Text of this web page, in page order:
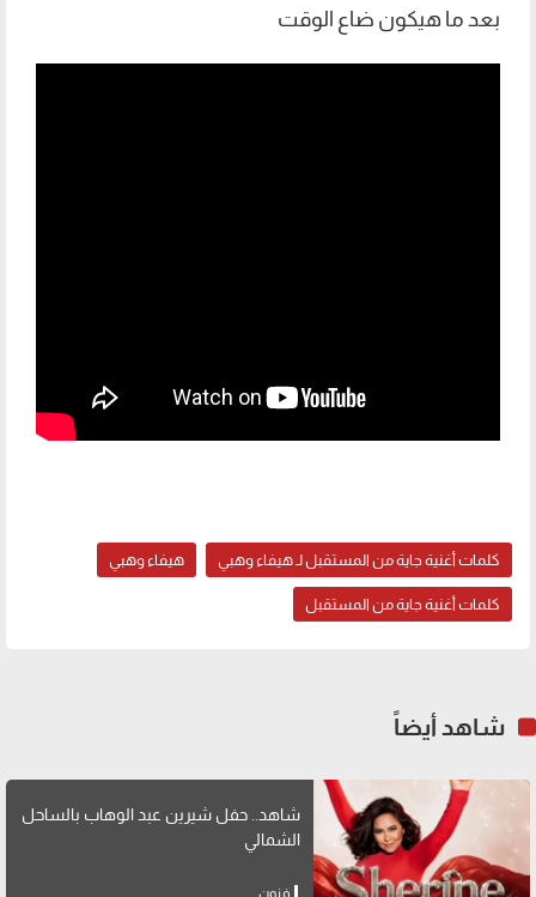
بعد ما هيكون ضاع الوقت
كلمات أغنية جاية من المستقبل لـ هيفاء وهبي هيفاء وهبي
كلمات أغنية جاية من المستقبل
شاهد أيضاً
شاهد.. حفل شيرين عبد الوهاب بالساحل
الشمالي